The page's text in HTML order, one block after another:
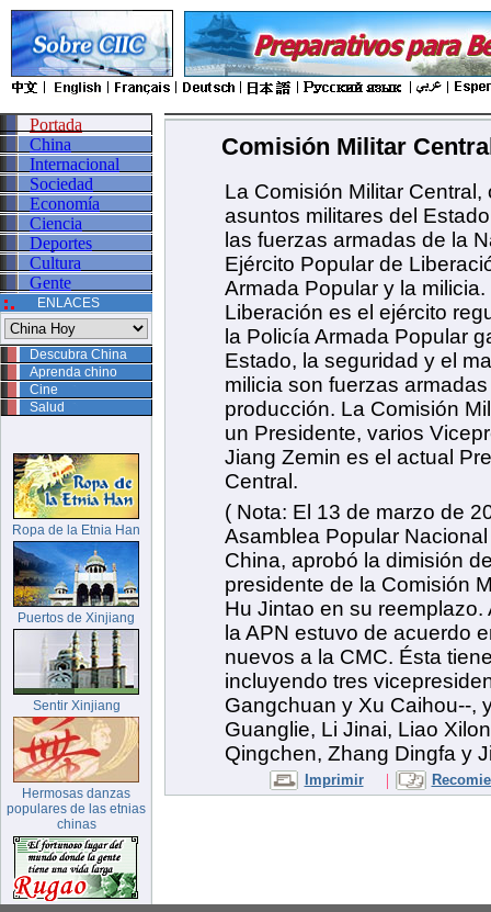
Portada
China
Internacional
Sociedad
Economía
Ciencia
Deportes
Cultura
Gente
ENLACES
Descubra China
Aprenda chino
Cine
Salud
Ropa de la Etnia Han
Puertos de Xinjiang
Sentir Xinjiang
Hermosas danzas
populares de las etnias
chinas
Comisión Militar
La Comisión Militar
asuntos militares del
las fuerzas armadas de la
Ejército Popular de
Armada Popular y la
Liberación es el ejército
la Policía Armada Popular
Estado, la seguridad y el
milicia son fuerzas
producción. La Comisión
un Presidente, varios
Jiang Zemin es el actual
Central.
( Nota: El 13 de marzo de
Asamblea Popular
China, aprobó la dimisión
presidente de la Comisión
Hu Jintao en su
la APN estuvo de acuerdo
nuevos a la CMC. Ésta
incluyendo tres
Gangchuan y Xu Caihou--,
Guanglie, Li Jinai, Liao
Qingchen, Zhang Dingfa y
Imprimir |